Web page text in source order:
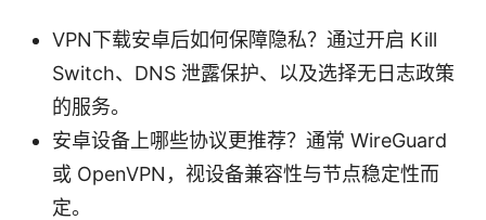
VPN下载安卓后如何保障隐私？通过开启 Kill
Switch、DNS 泄露保护、以及选择无日志政策
的服务。
安卓设备上哪些协议更推荐？通常 WireGuard
或 OpenVPN，视设备兼容性与节点稳定性而
定。